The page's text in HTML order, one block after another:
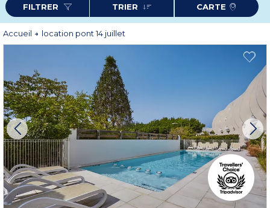
FILTRER TRIER CARTE
Accueil location pont 14 juillet